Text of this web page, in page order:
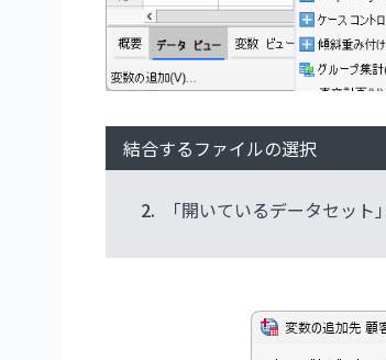
結合するファイルの選択
2. 「開いているデータセッ